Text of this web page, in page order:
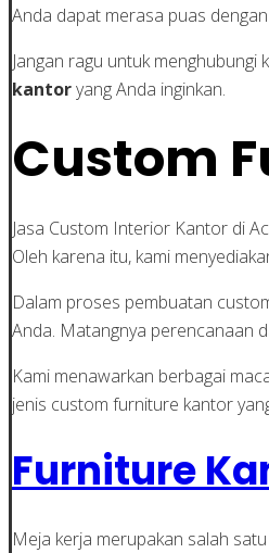
Anda dapat merasa puas
Jangan ragu untuk
kantoryang Anda inginkan.
Custom
Jasa Custom Interior Kantor di
Oleh karena itu, kami
Dalam proses pembuatan
Anda. Matangnya perencanaan
Kami menawarkan berbagai
jenis custom furniture kantor
Furniture
Meja kerja merupakan salah